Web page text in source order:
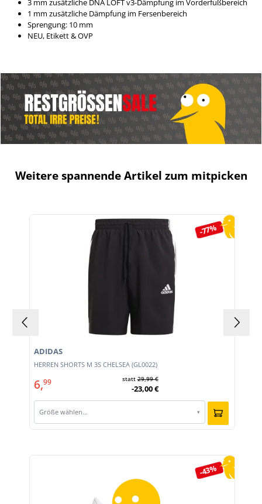
3 mm zusätzliche DNA LOFT v3-Dämpfung im Vorderfußbereich
1 mm zusätzliche Dämpfung im Fersenbereich
Sprengung: 10 mm
NEU, Etikett & OVP
Weitere spannende Artikel zum mitpicken
Produktgalerie überspringen
-77%
HERREN SHORTS M 3S CHELSEA (GL0022)
ADIDAS
6,99 statt29,99 €
-23,00 €
Größe wählen… ▾
-43%